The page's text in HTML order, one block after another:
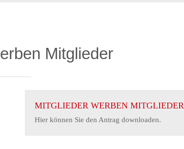
Mitglieder
MITGLIEDER WERBEN MITGLIEDER
Hier können Sie den Antrag downloaden.